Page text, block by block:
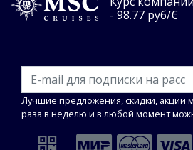
- 98.77 руб/€
Лучшие предложения, скидки, акции
раза в неделю и в любой момент